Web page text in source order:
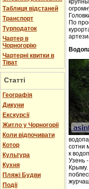
Таблиця відстаней
Транспорт
Турподаток
Чартер в
Чорногорію
Чартерні квитки в
Тіват
Статті
Географія
Дикуни
Екскурсії
Житло у Чорногорії
Коли відпочивати
Котор
Культура
Кухня
Пляжі Будви
Події
По
сотни
к
Узень